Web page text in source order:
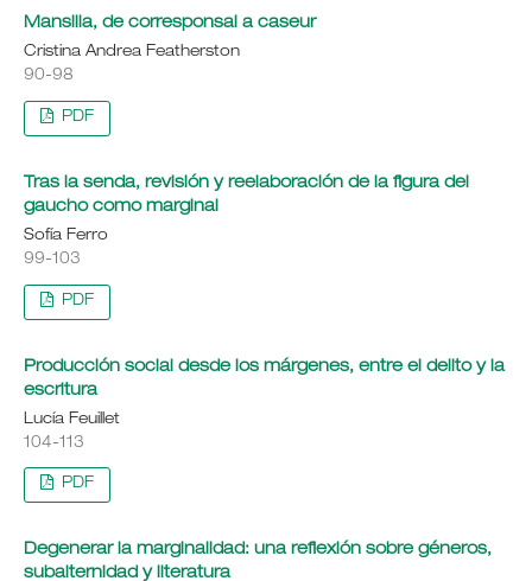
Mansilla, de corresponsal a caseur
Cristina Andrea Featherston
90-98
PDF
Tras la senda, revisión y reelaboración de la figura del
gaucho como marginal
Sofía Ferro
99-103
PDF
Producción social desde los márgenes, entre el delito y la
escritura
Lucía Feuillet
104-113
PDF
Degenerar la marginalidad: una reflexión sobre géneros,
subalternidad y literatura